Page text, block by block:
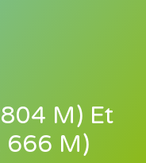
M) Et
666 M)